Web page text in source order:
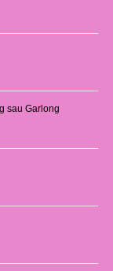
sau Garlong